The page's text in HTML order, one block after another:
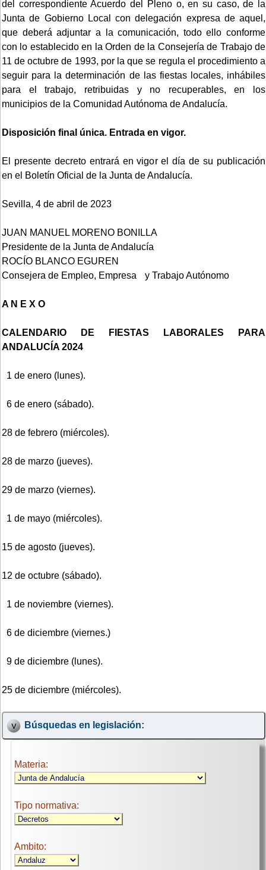
del correspondiente Acuerdo del Pleno o, en su caso, de la
Junta de Gobierno Local con delegación expresa de aquel,
que deberá adjuntar a la comunicación, todo ello conforme
con lo establecido en la Orden de la Consejería de Trabajo de
11 de octubre de 1993, por la que se regula el procedimiento a
seguir para la determinación de las fiestas locales, inhábiles
para el trabajo, retribuidas y no recuperables, en los
municipios de la Comunidad Autónoma de Andalucía.
Disposición final única. Entrada en vigor.
El presente decreto entrará en vigor el día de su publicación
en el Boletín Oficial de la Junta de Andalucía.
Sevilla, 4 de abril de 2023
JUAN MANUEL MORENO BONILLA
Presidente de la Junta de Andalucía
ROCÍO BLANCO EGUREN
Consejera de Empleo, Empresa y Trabajo Autónomo
A N E X O
CALENDARIO DE FIESTAS LABORALES PARA
ANDALUCÍA 2024
1 de enero (lunes).
6 de enero (sábado).
28 de febrero (miércoles).
28 de marzo (jueves).
29 de marzo (viernes).
1 de mayo (miércoles).
15 de agosto (jueves).
12 de octubre (sábado).
1 de noviembre (viernes).
6 de diciembre (viernes.)
9 de diciembre (lunes).
25 de diciembre (miércoles).
Búsquedas en legislación:
Materia:
Tipo normativa:
Ambito: